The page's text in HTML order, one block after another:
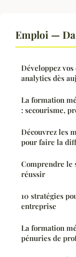
Emploi —
Développez
analytics dès
La formation
: secourisme,
Découvrez les
pour faire la
Comprendre le
réussir
10 stratégies
entreprise
La formation
pénuries de